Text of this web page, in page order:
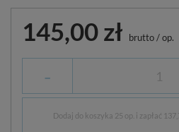
145,00 zł brutto/op.
-
Dodaj do koszyka 25 op. i zapłać